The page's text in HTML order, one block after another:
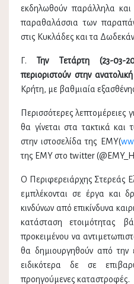
εκδηλωθούν παράλληλα
παραθαλάσσια των
στις Κυκλάδες και τα
Γ.Την Τετάρτη (23-03-
περιοριστούν στην
Κρήτη, με βαθμιαία
Περισσότερες λεπτομέρειες
θα γίνεται στα τακτικά και
στην ιστοσελίδα της ΕΜΥ(
της ΕΜΥ στο twitter
Ο Περιφερειάρχης Στερεάς
εμπλέκονται σε έργα και
κινδύνων από επικίνδυνα
κατάσταση ετοιμότητας
προκειμένου να
θα δημιουργηθούν από
ειδικότερα δε σε
προηγούμενες καταστροφές.